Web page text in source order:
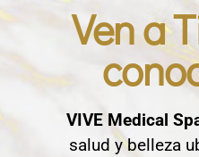
Ven a
VIVE Medical
salud y belleza